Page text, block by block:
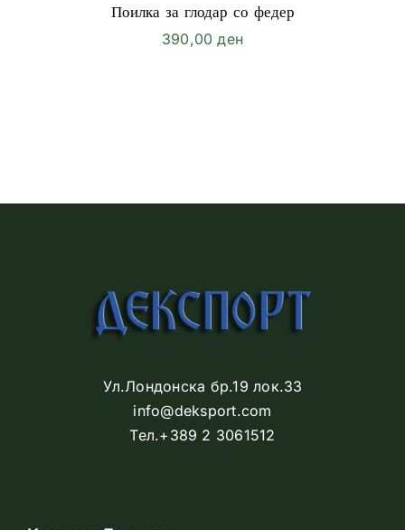
Поилка за глодар со федер
390,00ден
Ул.Лондонска бр.19 лок.33
info@deksport.com
Тел.+389 2 3061512